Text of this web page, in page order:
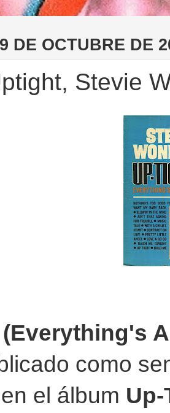
DE OCTUBRE DE
Stevie
como
el álbum